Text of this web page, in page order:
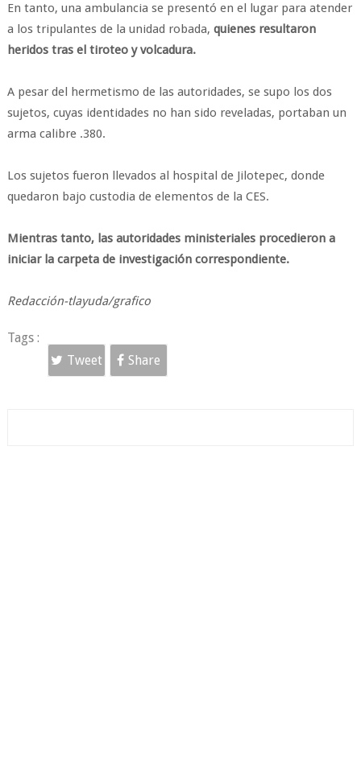
En tanto, una ambulancia se presentó en el lugar para atender
a los tripulantes de la unidad robada, quienes resultaron
heridos tras el tiroteo y volcadura.
A pesar del hermetismo de las autoridades, se supo los dos
sujetos, cuyas identidades no han sido reveladas, portaban un
arma calibre .380.
Los sujetos fueron llevados al hospital de Jilotepec, donde
quedaron bajo custodia de elementos de la CES.
Mientras tanto, las autoridades ministeriales procedieron a
iniciar la carpeta de investigación correspondiente.
Redacción-tlayuda/grafico
Tags :
Tweet
Share